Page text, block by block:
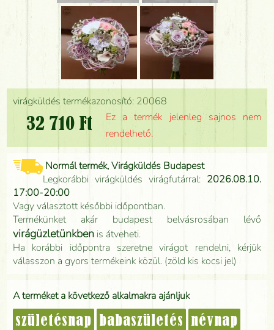
virágküldés termékazonosító: 20068
32 710 Ft
Ez a termék jelenleg sajnos nem
rendelhető.
Normál termék, Virágküldés Budapest
Legkorábbi virágküldés virágfutárral: 2026.08.10.
17:00-20:00
Vagy választott későbbi időpontban.
Termékünket akár budapest belvásrosában lévő
virágüzletünkben is átveheti.
Ha korábbi időpontra szeretne virágot rendelni, kérjük
válasszon a gyors termékeink közül. (zöld kis kocsi jel)
A terméket a következő alkalmakra ajánljuk
születésnap babaszületés névnap